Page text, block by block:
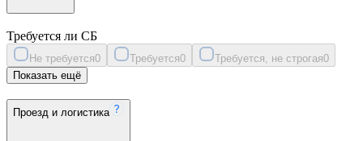
Требуется ли СБ
Не требуется0 Требуется0 Требуется, не строгая0
Показать ещё
Проезд и логистика